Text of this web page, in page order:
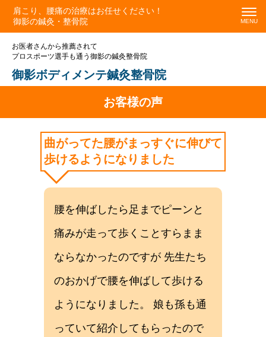
肩こり、腰痛の治療はお任せください！
御影の鍼灸・整骨院
御影ボディメンテ鍼灸整骨院
お医者さんから推薦されて
プロスポーツ選手も通う御影の鍼灸整骨院
お客様の声
曲がってた腰がまっすぐに伸びて
歩けるようになりました
腰を伸ばしたら足までピーンと
痛みが走って歩くことすらまま
ならなかったのですが 先生たち
のおかげで腰を伸ばして歩ける
ようになりました。 娘も孫も通
っていて紹介してもらったので